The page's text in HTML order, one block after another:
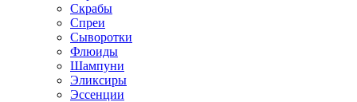
Скрабы
Спреи
Сыворотки
Флюиды
Шампуни
Эликсиры
Эссенции